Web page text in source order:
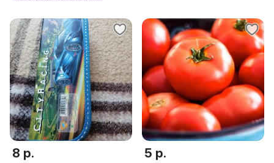
8 р. 5 р.